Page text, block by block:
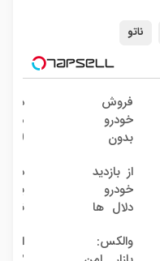
ناتو
فروش
خودرو
بدون
360
از بازدید
خودرو
دلال ها
شدی؟
به
والکس: